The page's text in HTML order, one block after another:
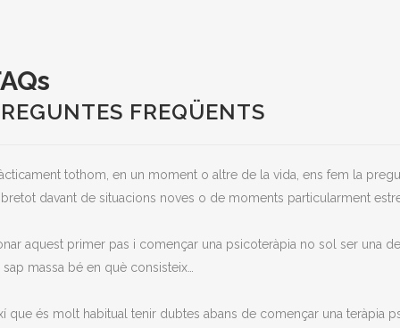
FREQÜENTS
tothom, en un moment o altre de la vida, ens fem la
davant de situacions noves o de moments particularment
aquest primer pas i començar una psicoteràpia no sol ser una
sap massa bé en què consisteix…
que és molt habitual tenir dubtes abans de començar una teràpia